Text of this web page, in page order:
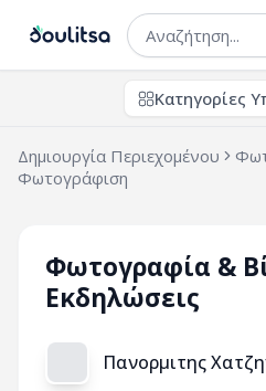
Κατηγορίες
Δημιουργία Περιεχομένου
Φωτογράφιση
Φωτογραφία &
Εκδηλώσεις
Πανορμιτης